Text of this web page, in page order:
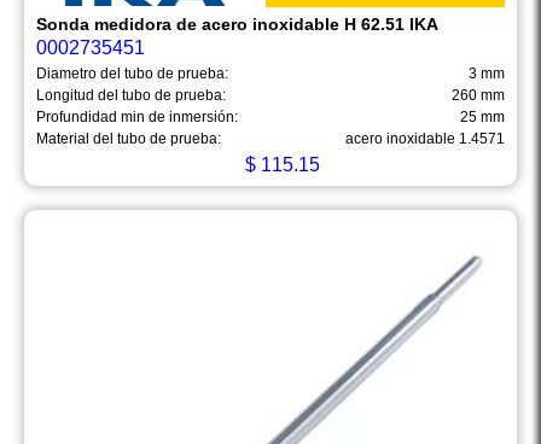
Sonda medidora de acero inoxidable H 62.51 IKA
0002735451
Diametro del tubo de prueba:
3 mm
Longitud del tubo de prueba:
260 mm
Profundidad min de inmersión:
25 mm
Material del tubo de prueba:
acero inoxidable 1.4571
$ 115.15